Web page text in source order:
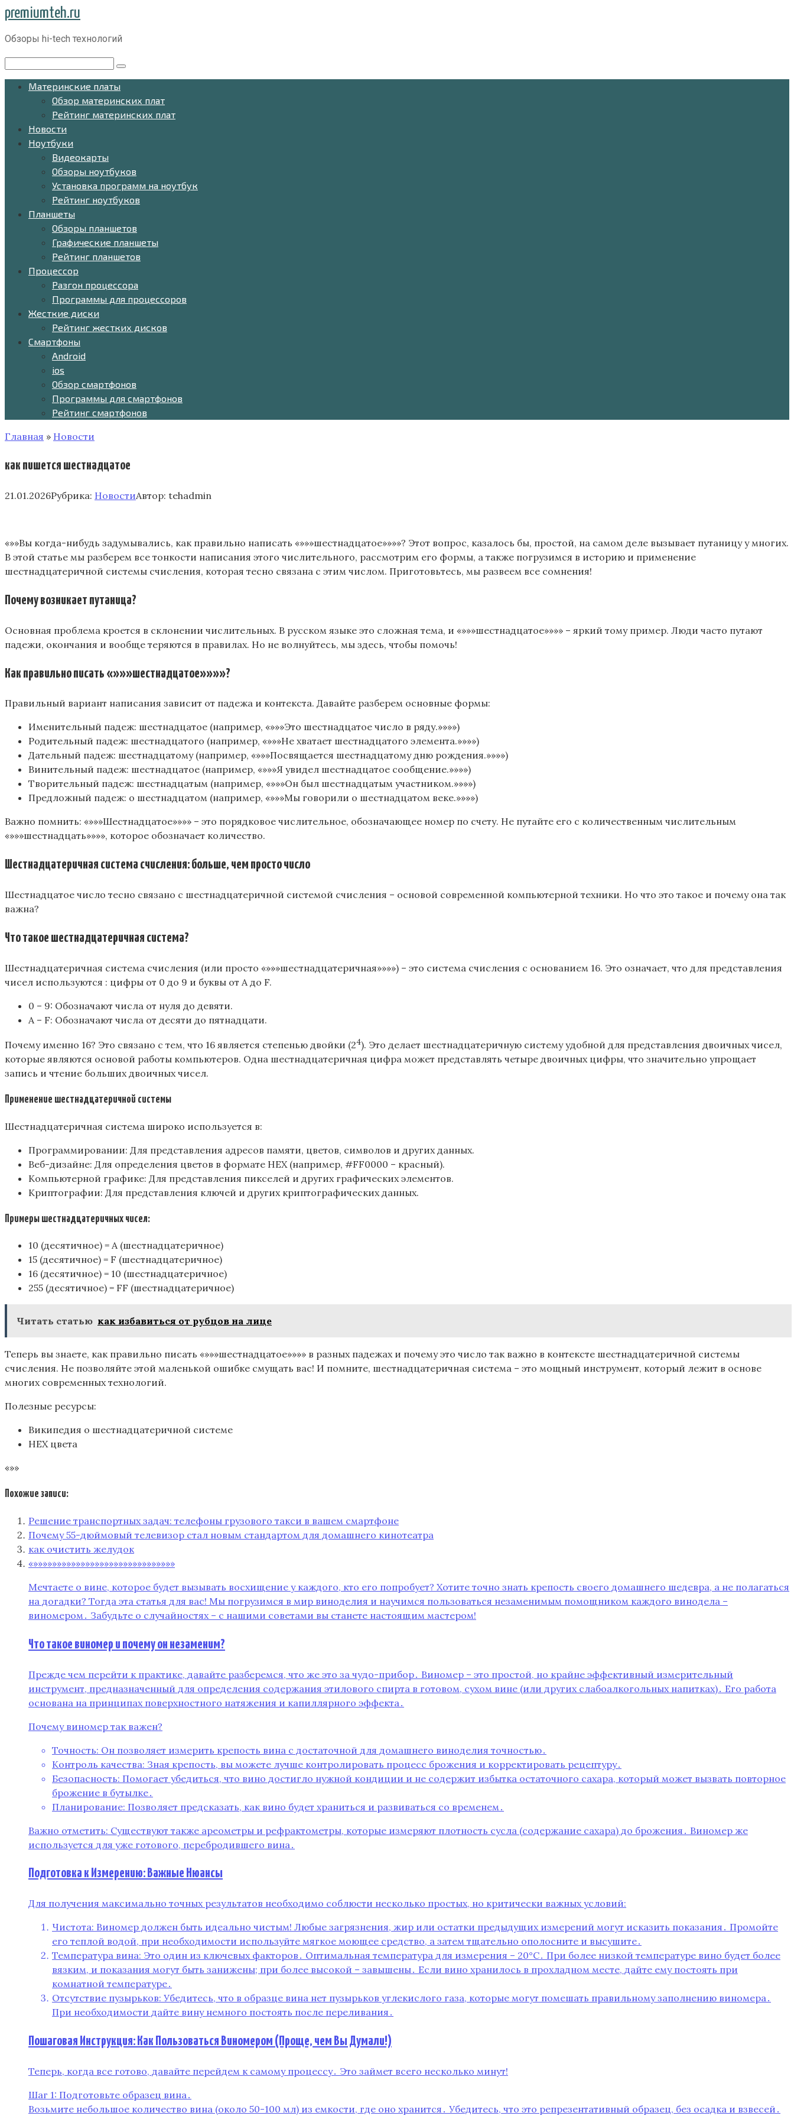
Перейти
контенту
premiumteh.ru
Обзоры hi-tech технологий
Материнские платы
Обзор материнских плат
Рейтинг материнских плат
Новости
Ноутбуки
Видеокарты
Обзоры ноутбуков
Установка программ на ноутбук
Рейтинг ноутбуков
Планшеты
Обзоры планшетов
Графические планшеты
Рейтинг планшетов
Процессор
Разгон процессора
Программы для процессоров
Жесткие диски
Рейтинг жестких дисков
Смартфоны
Android
ios
Обзор смартфонов
Программы для смартфонов
Рейтинг смартфонов
Главная » Новости
как пишется шестнадцатое
21.01.2026Рубрика: НовостиАвтор: tehadmin
«»»Вы когда-нибудь задумывались, как правильно написать «»»»шестнадцатое»»»»? Этот вопрос, казалось бы, простой, на самом деле вызывает путаницу у многих.
В этой статье мы разберем все тонкости написания этого числительного, рассмотрим его формы, а также погрузимся в историю и применение
шестнадцатеричной системы счисления, которая тесно связана с этим числом. Приготовьтесь, мы развеем все сомнения!
Почему возникает путаница?
Основная проблема кроется в склонении числительных. В русском языке это сложная тема, и «»»»шестнадцатое»»»» – яркий тому пример. Люди часто путают
падежи, окончания и вообще теряются в правилах. Но не волнуйтесь, мы здесь, чтобы помочь!
Как правильно писать «»»»шестнадцатое»»»»?
Правильный вариант написания зависит от падежа и контекста. Давайте разберем основные формы:
Именительный падеж: шестнадцатое (например, «»»»Это шестнадцатое число в ряду.»»»»)
Родительный падеж: шестнадцатого (например, «»»»Не хватает шестнадцатого элемента.»»»»)
Дательный падеж: шестнадцатому (например, «»»»Посвящается шестнадцатому дню рождения.»»»»)
Винительный падеж: шестнадцатое (например, «»»»Я увидел шестнадцатое сообщение.»»»»)
Творительный падеж: шестнадцатым (например, «»»»Он был шестнадцатым участником.»»»»)
Предложный падеж: о шестнадцатом (например, «»»»Мы говорили о шестнадцатом веке.»»»»)
Важно помнить: «»»»Шестнадцатое»»»» – это порядковое числительное, обозначающее номер по счету. Не путайте его с количественным числительным
«»»»шестнадцать»»»», которое обозначает количество.
Шестнадцатеричная система счисления: больше, чем просто число
Шестнадцатое число тесно связано с шестнадцатеричной системой счисления – основой современной компьютерной техники. Но что это такое и почему она так
важна?
Что такое шестнадцатеричная система?
Шестнадцатеричная система счисления (или просто «»»»шестнадцатеричная»»»») – это система счисления с основанием 16. Это означает, что для представления
чисел используются : цифры от 0 до 9 и буквы от A до F.
0 – 9: Обозначают числа от нуля до девяти.
A – F: Обозначают числа от десяти до пятнадцати.
Почему именно 16? Это связано с тем, что 16 является степенью двойки (24). Это делает шестнадцатеричную систему удобной для представления двоичных чисел,
которые являются основой работы компьютеров. Одна шестнадцатеричная цифра может представлять четыре двоичных цифры, что значительно упрощает
запись и чтение больших двоичных чисел.
Применение шестнадцатеричной системы
Шестнадцатеричная система широко используется в:
Программировании: Для представления адресов памяти, цветов, символов и других данных.
Веб-дизайне: Для определения цветов в формате HEX (например, #FF0000 – красный).
Компьютерной графике: Для представления пикселей и других графических элементов.
Криптографии: Для представления ключей и других криптографических данных.
Примеры шестнадцатеричных чисел:
10 (десятичное) = A (шестнадцатеричное)
15 (десятичное) = F (шестнадцатеричное)
16 (десятичное) = 10 (шестнадцатеричное)
255 (десятичное) = FF (шестнадцатеричное)
Читать статью как избавиться от рубцов на лице
Теперь вы знаете, как правильно писать «»»»шестнадцатое»»»» в разных падежах и почему это число так важно в контексте шестнадцатеричной системы
счисления. Не позволяйте этой маленькой ошибке смущать вас! И помните, шестнадцатеричная система – это мощный инструмент, который лежит в основе
многих современных технологий.
Полезные ресурсы:
Википедия о шестнадцатеричной системе
HEX цвета
«»»
Похожие записи:
Решение транспортных задач: телефоны грузового такси в вашем смартфоне
Почему 55-дюймовый телевизор стал новым стандартом для домашнего кинотеатра
как очистить желудок
«»»»»»»»»»»»»»»»»»»»»»»»»»»»»»»
Мечтаете о вине, которое будет вызывать восхищение у каждого, кто его попробует? Хотите точно знать крепость своего домашнего шедевра, а не полагаться
на догадки? Тогда эта статья для вас! Мы погрузимся в мир виноделия и научимся пользоваться незаменимым помощником каждого винодела –
виномером․ Забудьте о случайностях – с нашими советами вы станете настоящим мастером!
Что такое виномер и почему он незаменим?
Прежде чем перейти к практике, давайте разберемся, что же это за чудо-прибор․ Виномер – это простой, но крайне эффективный измерительный
инструмент, предназначенный для определения содержания этилового спирта в готовом, сухом вине (или других слабоалкогольных напитках)․ Его работа
основана на принципах поверхностного натяжения и капиллярного эффекта․
Почему виномер так важен?
Точность: Он позволяет измерить крепость вина с достаточной для домашнего виноделия точностью․
Контроль качества: Зная крепость, вы можете лучше контролировать процесс брожения и корректировать рецептуру․
Безопасность: Помогает убедиться, что вино достигло нужной кондиции и не содержит избытка остаточного сахара, который может вызвать повторное
брожение в бутылке․
Планирование: Позволяет предсказать, как вино будет храниться и развиваться со временем․
Важно отметить: Существуют также ареометры и рефрактометры, которые измеряют плотность сусла (содержание сахара) до брожения․ Виномер же
используется для уже готового, перебродившего вина․
Подготовка к Измерению: Важные Нюансы
Для получения максимально точных результатов необходимо соблюсти несколько простых, но критически важных условий:
Чистота: Виномер должен быть идеально чистым! Любые загрязнения, жир или остатки предыдущих измерений могут исказить показания․ Промойте
его теплой водой, при необходимости используйте мягкое моющее средство, а затем тщательно ополосните и высушите․
Температура вина: Это один из ключевых факторов․ Оптимальная температура для измерения – 20°C․ При более низкой температуре вино будет более
вязким, и показания могут быть занижены; при более высокой – завышены․ Если вино хранилось в прохладном месте, дайте ему постоять при
комнатной температуре․
Отсутствие пузырьков: Убедитесь, что в образце вина нет пузырьков углекислого газа, которые могут помешать правильному заполнению виномера․
При необходимости дайте вину немного постоять после переливания․
Пошаговая Инструкция: Как Пользоваться Виномером (Проще, чем Вы Думали!)
Теперь, когда все готово, давайте перейдем к самому процессу․ Это займет всего несколько минут!
Шаг 1: Подготовьте образец вина․
Возьмите небольшое количество вина (около 50-100 мл) из емкости, где оно хранится․ Убедитесь, что это репрезентативный образец, без осадка и взвесей․